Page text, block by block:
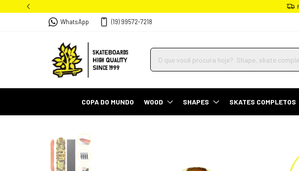
WhatsApp (19) 99572-7218
COPA DO MUNDO WOOD SHAPES SKATES COMPLETOS